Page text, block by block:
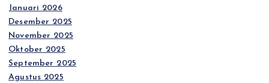
Januari 2026
Desember 2025
November 2025
Oktober 2025
September 2025
Agustus 2025